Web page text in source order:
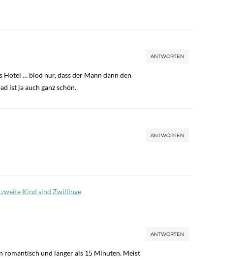
ANTWORTEN
… blöd nur, dass der Mann dann den
ist ja auch ganz schön.
ANTWORTEN
zweite Kind sind Zwillinge
ANTWORTEN
romantisch und länger als 15 Minuten. Meist